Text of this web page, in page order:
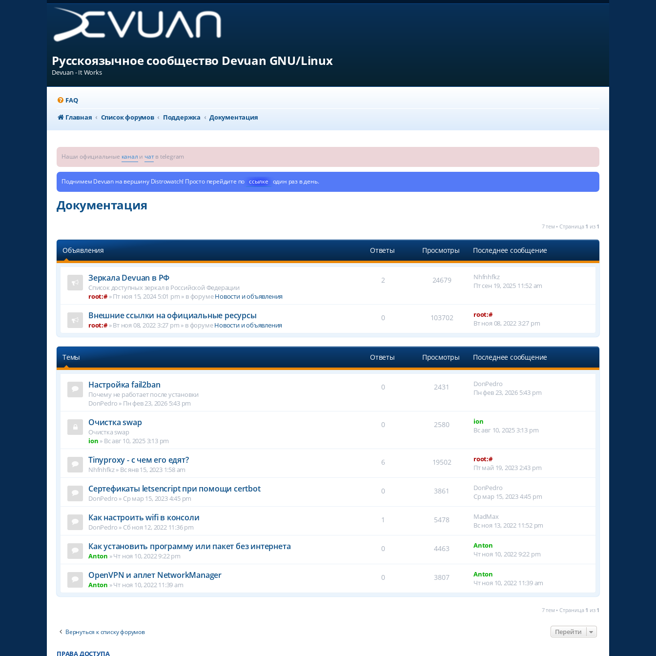
Русскоязычное сообщество Devuan GNU/Linux
Devuan - It Works
FAQ
Главная
Список форумов Поддержка Документация
Наши официальные канал и чатв telegram
Поднимем Devuan на вершину Distrowatch! Просто перейдите по ссылке один раз в день.
Документация
7 тем • Страница 1 из 1
Объявления Ответы Просмотры Последнее сообщение
Зеркала Devuan в РФ
Список доступных зеркал в Российской Федерации
root:#»Пт ноя 15, 2024 5:01 pm » в форумеНовости и объявления
2 24679
Nhfnhfkz
Пт сен 19, 2025 11:52 am
Внешние ссылки на официальные ресурсы
root:#»Вт ноя 08, 2022 3:27 pm » в форумеНовости и объявления
0 103702
root:#
Вт ноя 08, 2022 3:27 pm
Темы Ответы Просмотры Последнее сообщение
Настройка fail2ban
Почему не работает после установки
DonPedro » Пн фев 23, 2026 5:43 pm
0 2431
DonPedro
Пн фев 23, 2026 5:43 pm
Очистка swap
Очистка swap
ion » Вс авг 10, 2025 3:13 pm
0 2580
ion
Вс авг 10, 2025 3:13 pm
Tinyproxy - с чем его едят?
Nhfnhfkz» Вс янв 15, 2023 1:58 am
6 19502
root:#
Пт май 19, 2023 2:43 pm
Сертефикаты letsencript при помощи certbot
DonPedro » Ср мар 15, 2023 4:45 pm
0 3861
DonPedro
Ср мар 15, 2023 4:45 pm
Как настроить wifi в консоли
DonPedro » Сб ноя 12, 2022 11:36 pm
1 5478
MadMax
Вс ноя 13, 2022 11:52 pm
Как установить программу или пакет без интернета
Anton »Чт ноя 10, 2022 9:22 pm
0 4463
Anton
Чт ноя 10, 2022 9:22 pm
OpenVPN и аплет NetworkManager
Anton »Чт ноя 10, 2022 11:39 am
0 3807
Anton
Чт ноя 10, 2022 11:39 am
7 тем • Страница 1 из 1
Вернуться к списку форумов Перейти
ПРАВА ДОСТУПА